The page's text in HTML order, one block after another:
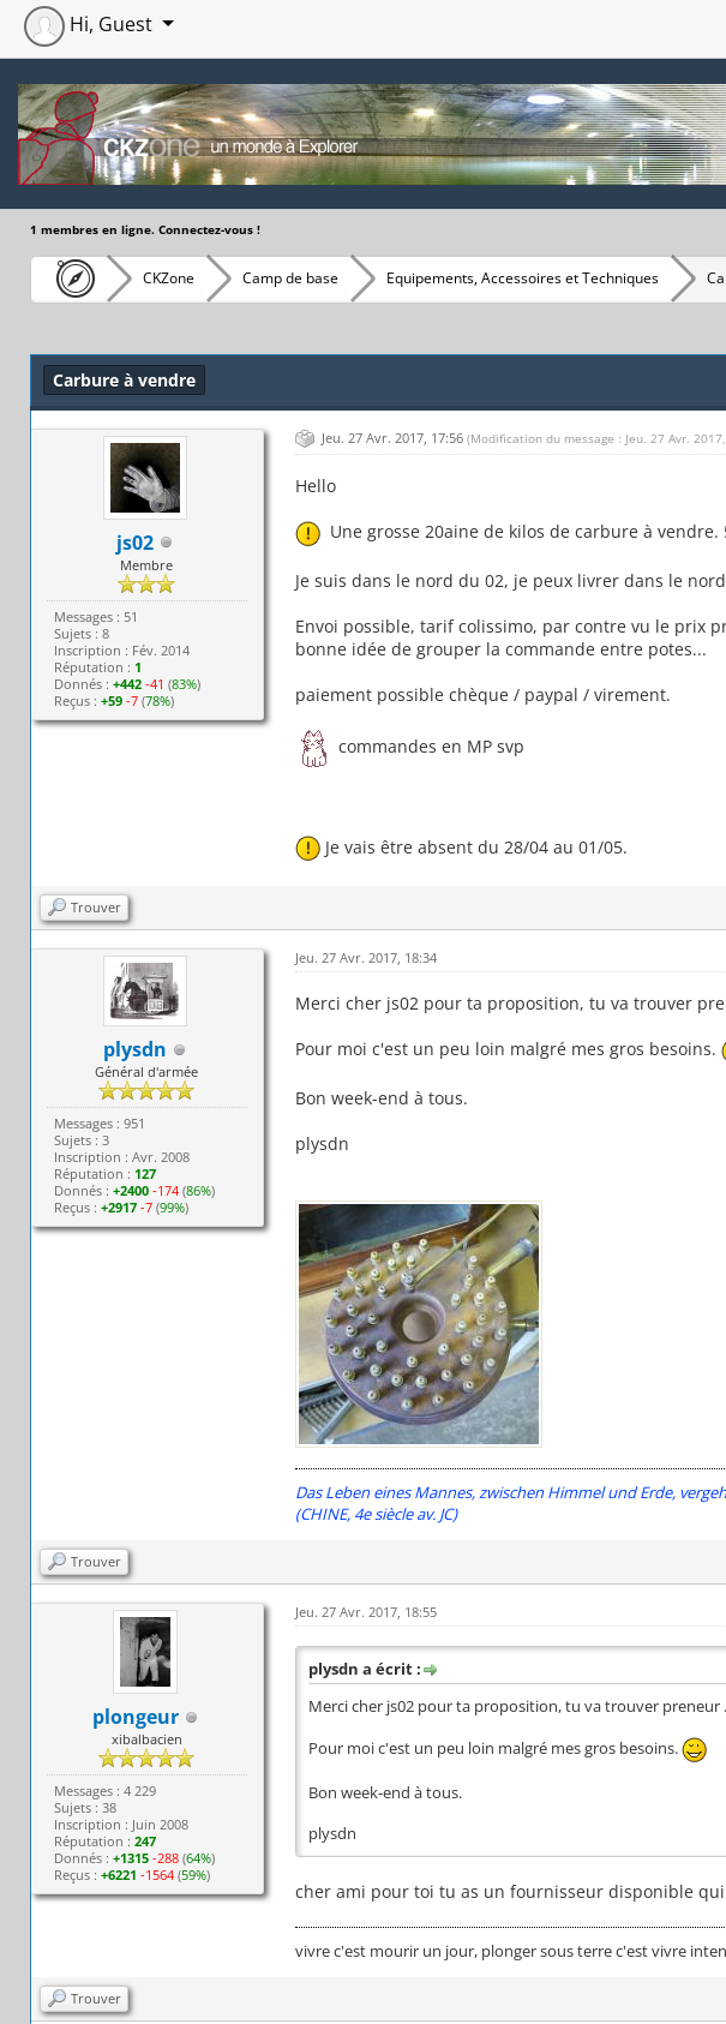
Hi, Guest
1 membres en ligne. Connectez-vous !
CKZone Camp de base Equipements, Accessoires et Techniques
Carbure à vendre
js02
Membre
Messages : 51
Sujets : 8
Inscription : Fév. 2014
Réputation : 1
Donnés : +442 -41 (83%)
Reçus : +59 -7(78%)
Jeu. 27 Avr. 2017, 17:56 (Modification du message : Jeu. 27 Avr.
Hello
Une grosse 20aine de kilos de carbure à vendre.
Je suis dans le nord du 02, je peux livrer dans le
Envoi possible, tarif colissimo, par contre vu le prix
bonne idée de grouper la commande entre potes...
paiement possible chèque / paypal / virement.
commandes en MP svp
Je vais être absent du 28/04 au 01/05.
Trouver
plysdn
Général d'armée
Messages : 951
Sujets : 3
Inscription : Avr. 2008
Réputation : 127
Donnés : +2400 -174(86%)
Reçus : +2917 -7(99%)
Jeu. 27 Avr. 2017, 18:34
Merci cher js02 pour ta proposition, tu va trouver
Pour moi c'est un peu loin malgré mes gros besoins.
Bon week-end à tous.
plysdn
Das Leben eines Mannes, zwischen Himmel und Erde,
(CHINE, 4e siècle av. JC)
Trouver
plongeur
xibalbacien
Messages : 4 229
Sujets : 38
Inscription : Juin 2008
Réputation : 247
Donnés : +1315 -288(64%)
Reçus : +6221 -1564(59%)
Jeu. 27 Avr. 2017, 18:55
plysdn a écrit :
Merci cher js02 pour ta proposition, tu va trouver preneur
Pour moi c'est un peu loin malgré mes gros besoins.
Bon week-end à tous.
plysdn
cher ami pour toi tu as un fournisseur disponible
vivre c'est mourir un jour, plonger sous terre c'est vivre
Trouver